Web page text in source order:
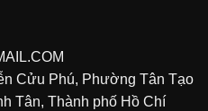
Cửu Phú, Phường Tân Tạo
Tân, Thành phố Hồ Chí